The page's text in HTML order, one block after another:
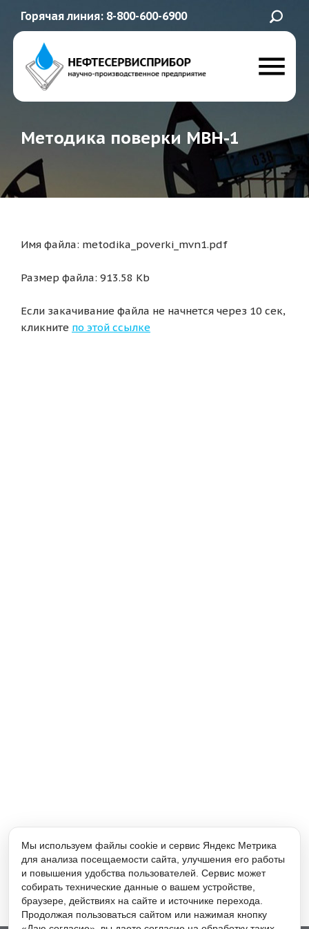
Горячая линия: 8-800-600-6900
Методика поверки МВН-1
Имя файла: metodika_poverki_mvn1.pdf
Размер файла: 913.58 Kb
Если закачивание файла не начнется через 10 сек,
кликните по этой ссылке
Мы используем файлы cookie и сервис Яндекс Метрика
для анализа посещаемости сайта, улучшения его работы
и повышения удобства пользователей. Сервис может
собирать технические данные о вашем устройстве,
браузере, действиях на сайте и источнике перехода.
Продолжая пользоваться сайтом или нажимая кнопку